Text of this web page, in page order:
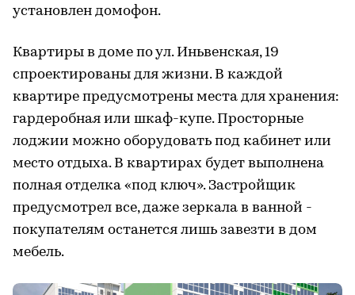
установлен домофон.
Квартиры в доме по ул. Иньвенская, 19
спроектированы для жизни. В каждой
квартире предусмотрены места для хранения:
гардеробная или шкаф-купе. Просторные
лоджии можно оборудовать под кабинет или
место отдыха. В квартирах будет выполнена
полная отделка «под ключ». Застройщик
предусмотрел все, даже зеркала в ванной -
покупателям останется лишь завезти в дом
мебель.